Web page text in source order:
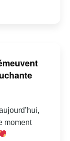
moment